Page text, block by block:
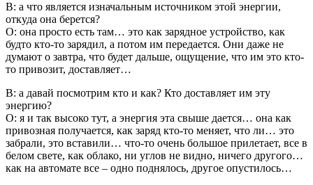
В: а что является изначальным источником этой энергии,
откуда она берется?
О: она просто есть там… это как зарядное устройство, как
будто кто-то зарядил, а потом им передается. Они даже не
думают о завтра, что будет дальше, ощущение, что им это кто-
то привозит, доставляет…
В: а давай посмотрим кто и как? Кто доставляет им эту
энергию?
О: я и так высоко тут, а энергия эта свыше дается… она как
привозная получается, как заряд кто-то меняет, что ли… это
забрали, это вставили… что-то очень большое прилетает, все в
белом свете, как облако, ни углов не видно, ничего другого…
как на автомате все – одно поднялось, другое опустилось…